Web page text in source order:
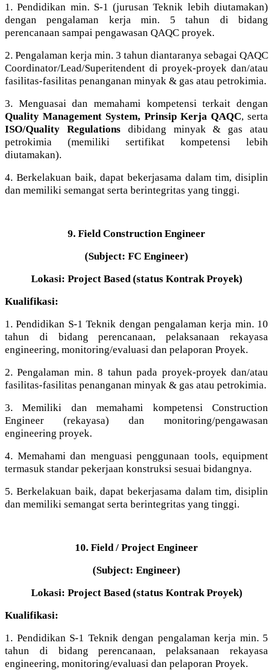
1. Pendidikan min. S-1 (jurusan Teknik lebih diutamakan)
dengan pengalaman kerja min. 5 tahun di bidang
perencanaan sampai pengawasan QAQC proyek.
2. Pengalaman kerja min. 3 tahun diantaranya sebagai QAQC
Coordinator/Lead/Superitendent di proyek-proyek dan/atau
fasilitas-fasilitas penanganan minyak & gas atau petrokimia.
3. Menguasai dan memahami kompetensi terkait dengan
Quality Management System, Prinsip Kerja QAQC, serta
ISO/Quality Regulationsdibidang minyak & gas atau
petrokimia (memiliki sertifikat kompetensi lebih
diutamakan).
4. Berkelakuan baik, dapat bekerjasama dalam tim, disiplin
dan memiliki semangat serta berintegritas yang tinggi.
9. Field Construction Engineer
(Subject: FC Engineer)
Lokasi: Project Based (status Kontrak Proyek)
Kualifikasi:
1. Pendidikan S-1 Teknik dengan pengalaman kerja min. 10
tahun di bidang perencanaan, pelaksanaan rekayasa
engineering, monitoring/evaluasi dan pelaporan Proyek.
2. Pengalaman min. 8 tahun pada proyek-proyek dan/atau
fasilitas-fasilitas penanganan minyak & gas atau petrokimia.
3. Memiliki dan memahami kompetensi Construction
Engineer (rekayasa) dan monitoring/pengawasan
engineering proyek.
4. Memahami dan menguasi penggunaan tools, equipment
termasuk standar pekerjaan konstruksi sesuai bidangnya.
5. Berkelakuan baik, dapat bekerjasama dalam tim, disiplin
dan memiliki semangat serta berintegritas yang tinggi.
10. Field / Project Engineer
(Subject: Engineer)
Lokasi: Project Based (status Kontrak Proyek)
Kualifikasi:
1. Pendidikan S-1 Teknik dengan pengalaman kerja min. 5
tahun di bidang perencanaan, pelaksanaan rekayasa
engineering, monitoring/evaluasi dan pelaporan Proyek.